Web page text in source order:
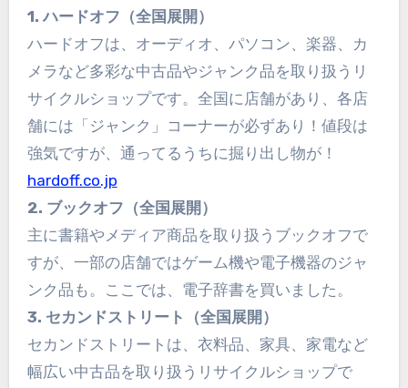
1. ハードオフ（全国展開）
ハードオフは、オーディオ、パソコン、楽器、カ
メラなど多彩な中古品やジャンク品を取り扱うリ
サイクルショップです。全国に店舗があり、各店
舗には「ジャンク」コーナーが必ずあり！値段は
強気ですが、通ってるうちに掘り出し物が！
hardoff.co.jp
2. ブックオフ（全国展開）
主に書籍やメディア商品を取り扱うブックオフで
すが、一部の店舗ではゲーム機や電子機器のジャ
ンク品も。ここでは、電子辞書を買いました。
3. セカンドストリート（全国展開）
セカンドストリートは、衣料品、家具、家電など
幅広い中古品を取り扱うリサイクルショップで